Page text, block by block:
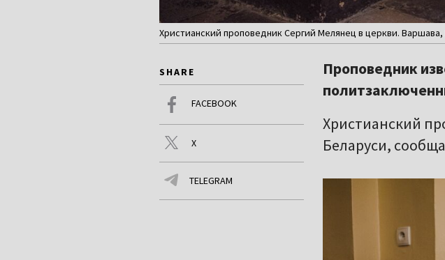
Христианский проповедник Сергий Мелянец в церкви.
SHARE
FACEBOOK
X
TELEGRAM
Проповедник
Христианский
Беларуси,